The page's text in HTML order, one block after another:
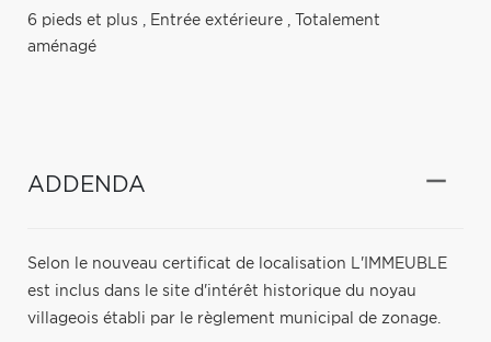
6 pieds et plus , Entrée extérieure ,
Totalement
aménagé
ADDENDA
Selon le nouveau certificat de localisation L'IMMEUBLE
est inclus dans le site d'intérêt historique du noyau
villageois établi par le règlement municipal de zonage.